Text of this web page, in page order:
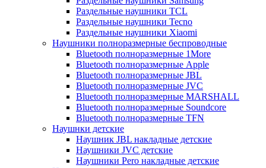
Раздельные наушники TCL
Раздельные наушники Tecno
Раздельные наушники Xiaomi
Наушники полноразмерные беспроводные
Bluetooth полноразмерные 1More
Bluetooth полноразмерные Apple
Bluetooth полноразмерные JBL
Bluetooth полноразмерные JVC
Bluetooth полноразмерные MARSHALL
Bluetooth полноразмерные Soundcore
Bluetooth полноразмерные TFN
Наушнки детские
Наушник JBL накладные детские
Наушники JVC детские
Наушники Pero накладные детские